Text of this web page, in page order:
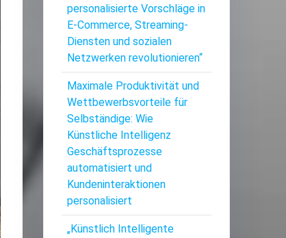
personalisierte Vorschläge in
E-Commerce, Streaming-
Diensten und sozialen
Netzwerken revolutionieren“
Maximale Produktivität und
Wettbewerbsvorteile für
Selbständige: Wie
Künstliche Intelligenz
Geschäftsprozesse
automatisiert und
Kundeninteraktionen
personalisiert
„Künstlich Intelligente